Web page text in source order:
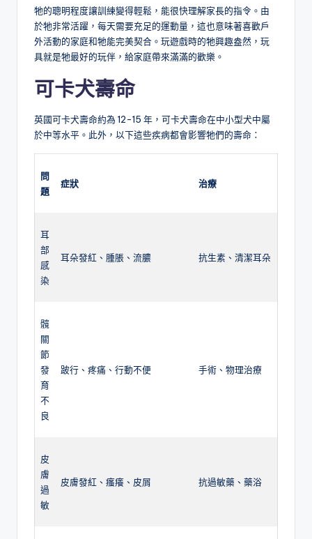
牠的聰明程度讓訓練變得輕鬆，能很快理解家長的指令。由
於牠非常活躍，每天需要充足的運動量，這也意味著喜歡戶
外活動的家庭和牠能完美契合。玩遊戲時的牠興趣盎然，玩
具就是牠最好的玩伴，給家庭帶來滿滿的歡樂。
可卡犬壽命
英國可卡犬壽命約為 12-15 年，可卡犬壽命在中小型犬中屬
於中等水平。此外，以下這些疾病都會影響牠們的壽命：
問
題
症狀 治療
耳
部
感
染
耳朵發紅、腫脹、流膿 抗生素、清潔耳朵
髖
關
節
發
育
不
良
跛行、疼痛、行動不便 手術、物理治療
皮
膚
過
敏
皮膚發紅、瘙癢、皮屑 抗過敏藥、藥浴